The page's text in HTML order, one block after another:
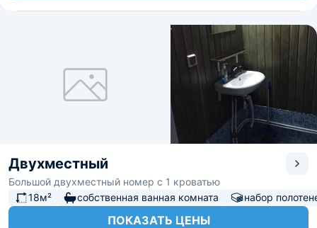
Двухместный
Большой двухместный номер с 1 кроватью
18м²
собственная ванная комната набор
ПОКАЗАТЬ ЦЕНЫ